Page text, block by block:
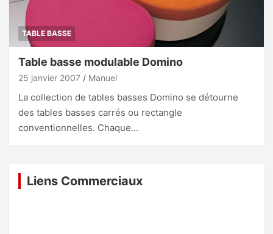
TABLE BASSE
Table basse modulable Domino
25 janvier 2007 Manuel
La collection de tables basses Domino se détourne
des tables basses carrés ou rectangle
conventionnelles. Chaque…
Liens Commerciaux